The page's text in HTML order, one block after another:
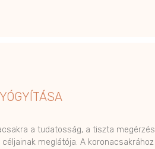
a tudatosság, a tiszta megérzés
meglátója. A koronacsakrához